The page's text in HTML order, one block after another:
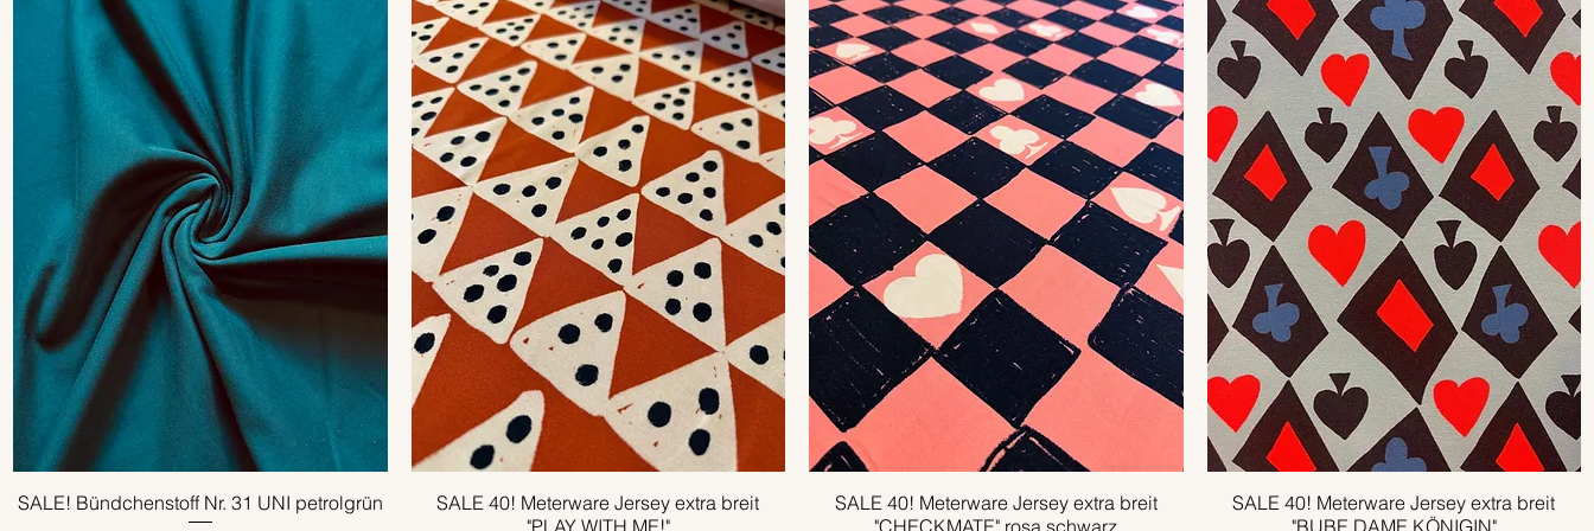
Schnellansicht
SALE! Bündchenstoff Nr. 31 UNI petrolgrün
Schnellansicht
SALE 40! Meterware Jersey extra breit
"PLAY WITH ME!"
Schnellansicht
SALE 40! Meterware Jersey extra breit
"CHECKMATE" rosa schwarz
Schnellansicht
SALE 40! Meterware Jersey extra breit
"BUBE DAME KÖNIGIN"